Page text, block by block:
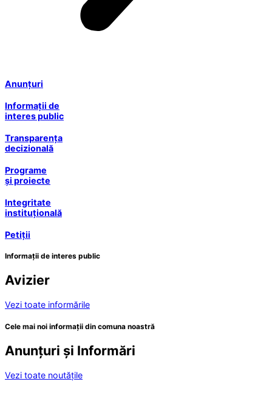
Anunțuri
Informații de
interes public
Transparența
decizională
Programe
și proiecte
Integritate
instituțională
Petiții
Informații de interes public
Avizier
Vezi toate informările
Cele mai noi informații din comuna noastră
Anunțuri și Informări
Vezi toate noutățile